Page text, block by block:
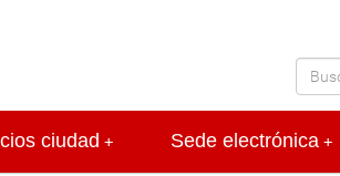
+
ciudad +
Sede electrónica